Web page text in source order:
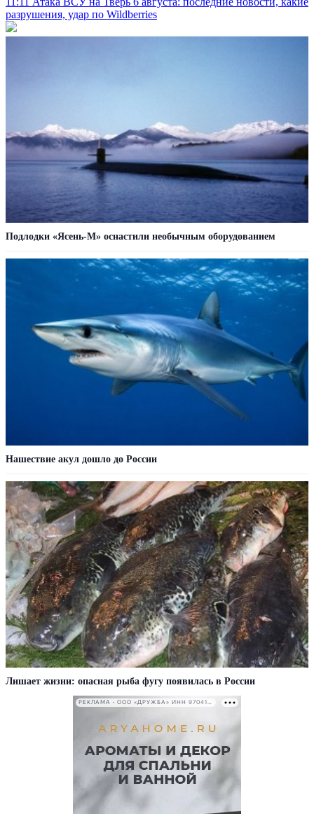
разрушения, удар по Wildberries
Подлодки «Ясень-М» оснастили необычным оборудованием
Нашествие акул дошло до России
Лишает жизни: опасная рыба фугу появилась в России
РЕКЛАМА • ООО «ДРУЖБА» ИНН 9704146411